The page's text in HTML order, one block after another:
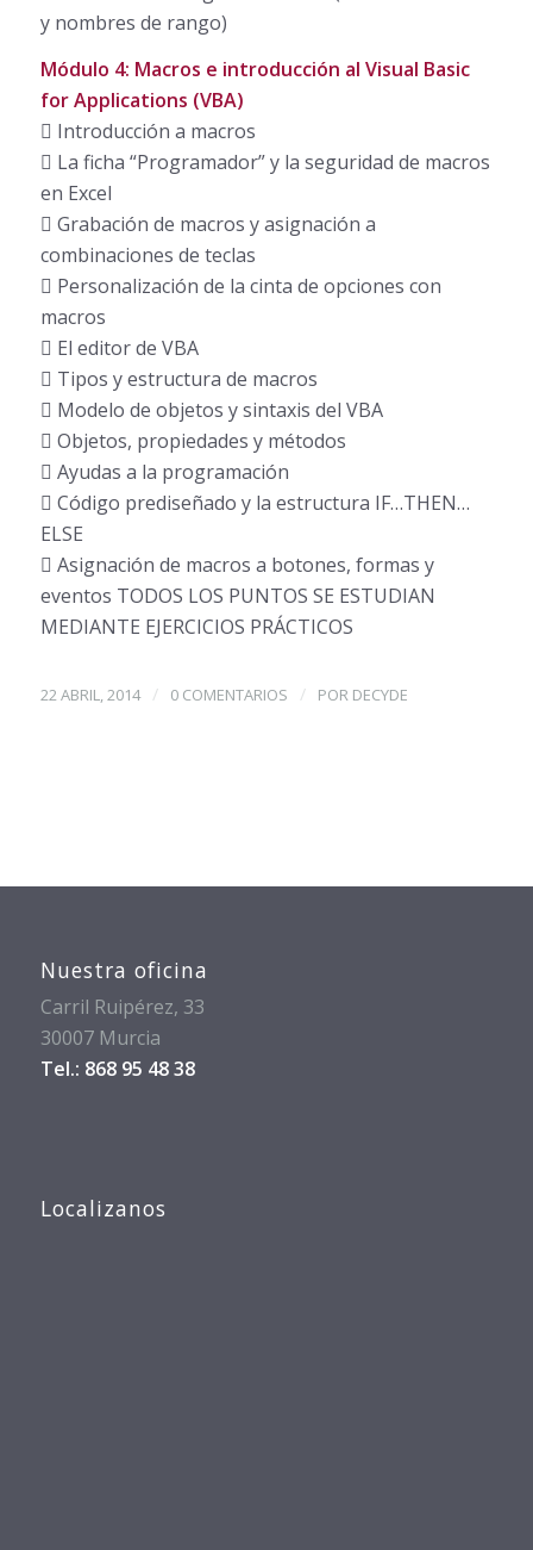
y nombres de rango)
Módulo 4: Macros e introducción al Visual Basic
for Applications (VBA)
 Introducción a macros
 La ficha “Programador” y la seguridad de macros
en Excel
 Grabación de macros y asignación a
combinaciones de teclas
 Personalización de la cinta de opciones con
macros
 El editor de VBA
 Tipos y estructura de macros
 Modelo de objetos y sintaxis del VBA
 Objetos, propiedades y métodos
 Ayudas a la programación
 Código prediseñado y la estructura IF…THEN…
ELSE
 Asignación de macros a botones, formas y
eventos TODOS LOS PUNTOS SE ESTUDIAN
MEDIANTE EJERCICIOS PRÁCTICOS
22 ABRIL, 2014 / 0 COMENTARIOS / POR DECYDE
Nuestra oficina
Carril Ruipérez, 33
30007 Murcia
Tel.: 868 95 48 38
Localizanos